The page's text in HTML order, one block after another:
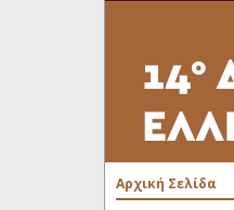
Αρχική Σελίδα